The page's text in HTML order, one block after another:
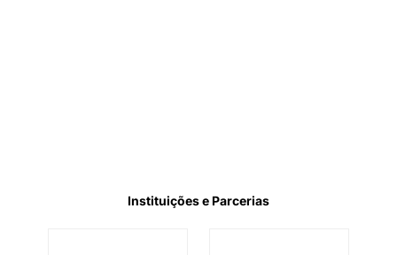
Instituições e Parcerias